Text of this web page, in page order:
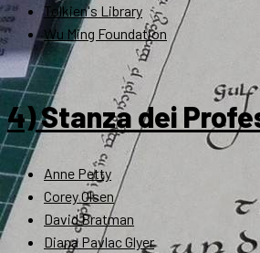
Tolkien's Library
Wu Ming Foundation
4) Stanza dei
Anne Petty
Corey Olsen
David Bratman
Diana Pavlac Glyer